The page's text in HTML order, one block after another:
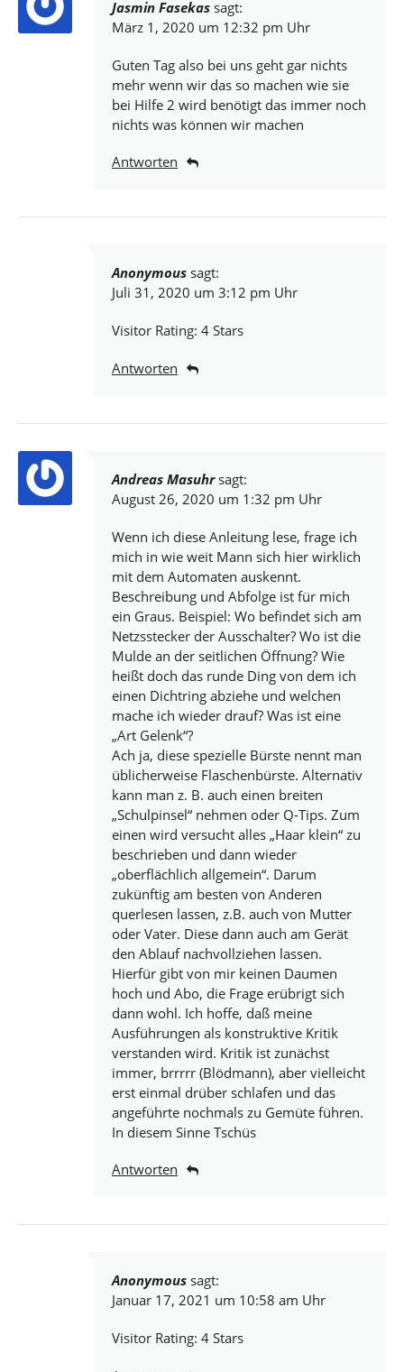
Jasmin Fasekas sagt:
März 1, 2020 um 12:32 pm Uhr
Guten Tag also bei uns geht gar nichts
mehr wenn wir das so machen wie sie
bei Hilfe 2 wird benötigt das immer noch
nichts was können wir machen
Antworten
Anonymous sagt:
Juli 31, 2020 um 3:12 pm Uhr
Visitor Rating: 4 Stars
Antworten
Andreas Masuhr sagt:
August 26, 2020 um 1:32 pm Uhr
Wenn ich diese Anleitung lese, frage ich
mich in wie weit Mann sich hier wirklich
mit dem Automaten auskennt.
Beschreibung und Abfolge ist für mich
ein Graus. Beispiel: Wo befindet sich am
Netzsstecker der Ausschalter? Wo ist die
Mulde an der seitlichen Öffnung? Wie
heißt doch das runde Ding von dem ich
einen Dichtring abziehe und welchen
mache ich wieder drauf? Was ist eine
„Art Gelenk“?
Ach ja, diese spezielle Bürste nennt man
üblicherweise Flaschenbürste. Alternativ
kann man z. B. auch einen breiten
„Schulpinsel“ nehmen oder Q-Tips. Zum
einen wird versucht alles „Haar klein“ zu
beschrieben und dann wieder
„oberflächlich allgemein“. Darum
zukünftig am besten von Anderen
querlesen lassen, z.B. auch von Mutter
oder Vater. Diese dann auch am Gerät
den Ablauf nachvollziehen lassen.
Hierfür gibt von mir keinen Daumen
hoch und Abo, die Frage erübrigt sich
dann wohl. Ich hoffe, daß meine
Ausführungen als konstruktive Kritik
verstanden wird. Kritik ist zunächst
immer, brrrrr (Blödmann), aber vielleicht
erst einmal drüber schlafen und das
angeführte nochmals zu Gemüte führen.
In diesem Sinne Tschüs
Antworten
Anonymous sagt:
Januar 17, 2021 um 10:58 am Uhr
Visitor Rating: 4 Stars